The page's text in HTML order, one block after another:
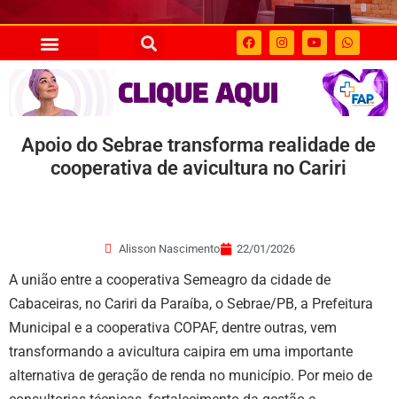
Apoio do Sebrae transforma realidade de
cooperativa de avicultura no Cariri
Alisson Nascimento 22/01/2026
A união entre a cooperativa Semeagro da cidade de
Cabaceiras, no Cariri da Paraíba, o Sebrae/PB, a Prefeitura
Municipal e a cooperativa COPAF, dentre outras, vem
transformando a avicultura caipira em uma importante
alternativa de geração de renda no município. Por meio de